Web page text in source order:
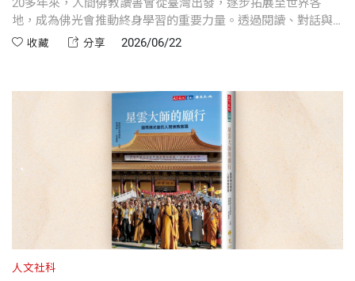
20多年來，人間佛教讀書會從臺灣出發，逐步拓展至世界各
地，成為佛光會推動終身學習的重要力量。透過閱讀、對話與
分享，讀書會不僅培養知識與思辨能力，更引導人們讀懂人
收藏 分享 2026/06/22
人文社科